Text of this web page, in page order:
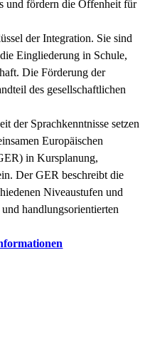
und fördern die Offenheit für
der Integration. Sie sind
Eingliederung in Schule,
Die Förderung der
des gesellschaftlichen
der Sprachkenntnisse setzen
Europäischen
in Kursplanung,
Der GER beschreibt die
Niveaustufen und
handlungsorientierten